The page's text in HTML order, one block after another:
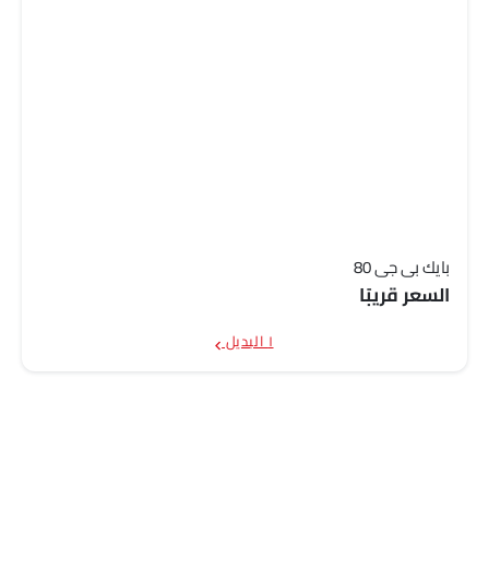
بايك بي جي 80
السعر قريبًا
١ البديل